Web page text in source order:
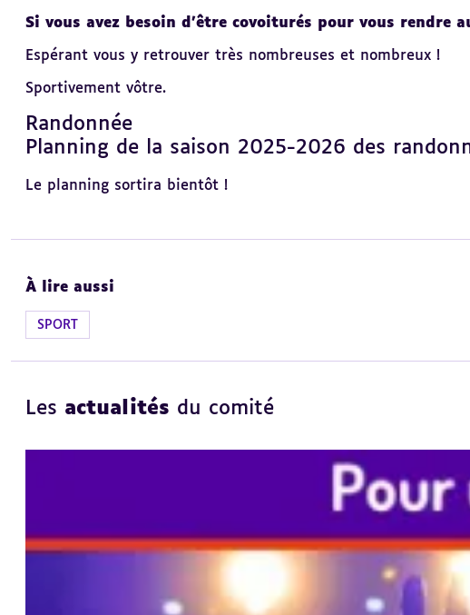
Si vous avez besoin d'être covoiturés pour vous rendre
Espérant vous y retrouver très nombreuses et nombreux !
Sportivement vôtre.
Randonnée
Planning de la saison 2025-2026 des
Le planning sortira bientôt !
Revenir
au
sommaire
À lire aussi
SPORT
Les actualités du comité